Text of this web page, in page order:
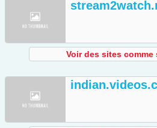
Voir des sites comme